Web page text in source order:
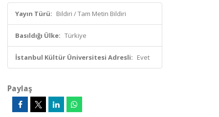
Yayın Türü: Bildiri / Tam Metin Bildiri
Basıldığı Ülke: Türkiye
İstanbul Kültür Üniversitesi Adresli: Evet
Paylaş